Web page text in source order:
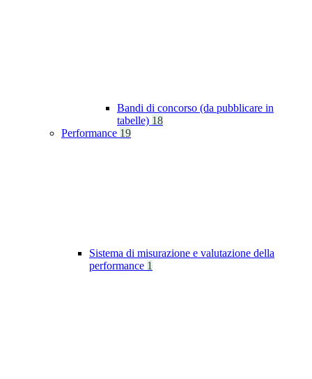
Bandi di concorso (da pubblicare in
tabelle) 18
Performance 19
Sistema di misurazione e valutazione della
performance 1